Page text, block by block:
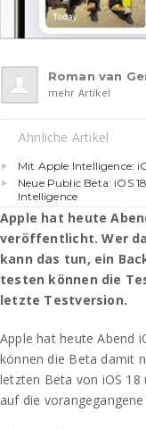
Roman van
mehr Artikel
Ähnliche Artikel
Mit Apple Intelligence:
Neue Public Beta: iOS
Intelligence
Apple hat heute
veröffentlicht. Wer
kann das tun, ein
testen können die
letzte Testversion.
Apple hat heute Abend
können die Beta damit
letzten Beta von iOS 18
auf die